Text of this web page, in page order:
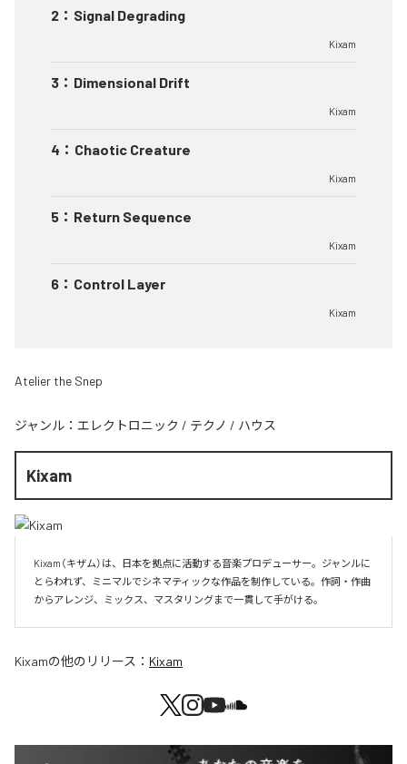
2 ： Signal Degrading
Kixam
3 ： Dimensional Drift
Kixam
4 ： Chaotic Creature
Kixam
5 ： Return Sequence
Kixam
6 ： Control Layer
Kixam
Atelier the Snep
ジャンル： エレクトロニック / テクノ / ハウス
Kixam
Kixam（キザム）は、日本を拠点に活動する音楽プロデューサー。ジャンルに
とらわれず、ミニマルでシネマティックな作品を制作している。作詞・作曲
からアレンジ、ミックス、マスタリングまで一貫して手がける。
Kixamの他のリリース： Kixam